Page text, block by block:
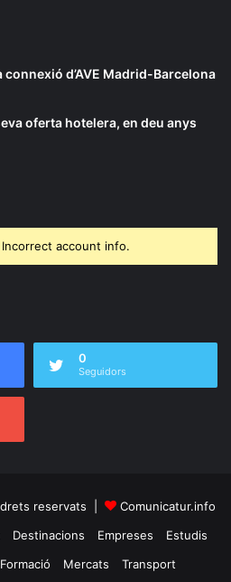
d’AVE Madrid-Barcelona
oferta hotelera, en deu anys
account info.
0
Seguidors
reservats |
Comunicatur.info
Destinacions Empreses
Estudis
Formació Mercats Transport